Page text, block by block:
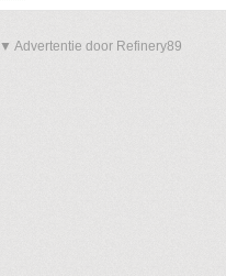
▼ Advertentie door Refinery89